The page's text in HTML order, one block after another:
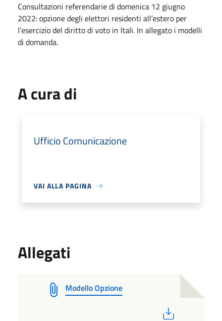
Consultazioni referendarie di domenica 12 giugno
2022: opzione degli elettori residenti all’estero per
l’esercizio del diritto di voto in Itali. In allegato i modelli
di domanda.
A cura di
Ufficio Comunicazione
VAI ALLA PAGINA
Allegati
Modello Opzione